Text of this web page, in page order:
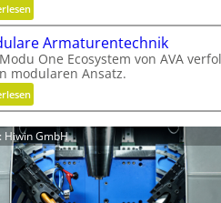
r
m
e
i
d
e
n
d
n
i
c
h
t
g
e
s
c
h
:
K
u
g
e
l
g
e
w
i
n
d
Armaturentechnik
One Ecosystem von AVA
modularen Ansatz.
:
M
o
d
u
l
a
Hiwin GmbH